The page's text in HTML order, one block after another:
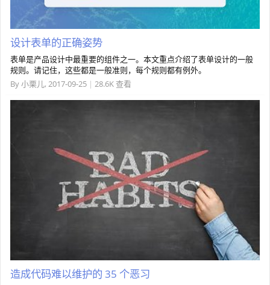
设计表单的正确姿势
表单是产品设计中最重要的组件之一。本文重点介绍了表单设计的一般
规则。请记住，这些都是一般准则，每个规则都有例外。
By小栗儿, 2017-09-25 | 28.6K 查看
造成代码难以维护的 35 个恶习